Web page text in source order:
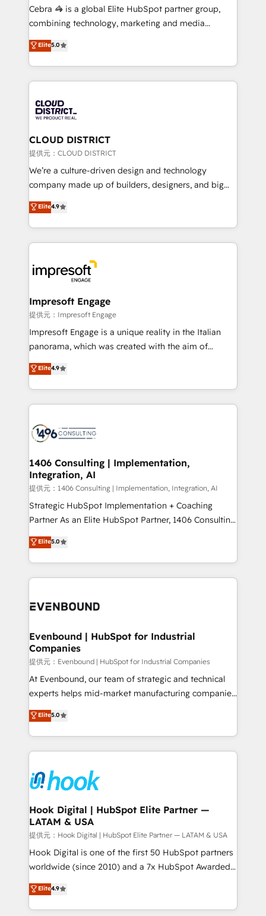
boost with a new HubSpot site Recognized leaders:
🏆 HubSpot Platform Migration Impact Award 🏆
Inbound Campaign of the Year 🏆 Gold AVA Digital
Award for Best Website 🌟 Accreditations: CRM
Cebra 🦓 is a global Elite HubSpot partner group,
combining technology, marketing and media
expertise across Latin America and Southern
Europe, with teams across 7 countries. Born in Chile,
we combine local insight with international reach to
help businesses grow through technology, creativity,
500+ HubSpot implementations, building end-to-
end solutions that integrate CRM, AI automation,
inbound and loop marketing, content, and digital
creativity. Our multicultural team works in Spanish,
Portuguese, and English to design scalable strategies
that drive measurable growth. 🌎 Highlights: • 10+
Platform Migration Excellence. • Top 3 Partner of the
Year LATAM 2022, 2023, 2024, 2025. • Partner of the
business with HubSpot? Let Cebra’s experts help
you grow faster, smarter, and with impact.
Elite5.0
CLOUD DISTRICT
提供元：CLOUD DISTRICT
We’re a culture-driven design and technology
company made up of builders, designers, and big
thinkers. We blend strategy, design, and
development—always fueled by curiosity—to turn
ideas, opportunities, and challenges into meaningful
experiences. To us, technology is more than just
and—most importantly—simple. That’s why we lean
into bold ideas and shape them into thoughtful
products and strategies that actually make a
difference.
Elite4.9
Impresoft Engage
提供元：Impresoft Engage
Impresoft Engage is a unique reality in the Italian
panorama, which was created with the aim of
putting Customer Experience at the center by
creating digital environments capable of integrating
people, processes and data. We offer the best
digital solutions on the market, ranging from CRM
marketing automation to online and offline sales
allowing companies to optimize processes and meet
the needs of the customer. We are part of Impresoft
Group, a group of specialized and complementary
companies that divide their offer into 4
Competence Centers: Smart Manufacturing,
The synergies generated by these integrations,
together with the combination of talents, skills,
to accompany companies on their digital
Elite4.9
1406 Consulting | Implementation,
Integration, AI
提供元：1406 Consulting | Implementation, Integration, AI
Strategic HubSpot Implementation + Coaching
Partner As an Elite HubSpot Partner, 1406 Consulting
helps mid-market revenue teams transform how
they sell, market, and serve. We don't just build your
HubSpot—we teach your team to own it, then stay
to help you keep winning. What We Do ⚙️ CRM
Data & Content 📈 Sales & Marketing Alignment +
Agent Creation 🔄 Custom Integrations & Data
Migration Why 1406 We become part of your team.
Your team learns while we build. We fix what others
broke. Built for mid-market reality—practical
solutions that work with your actual headcount and
HubSpot partners 🔄 Top 5% globally in client
retention 📅 8+ years of consistent results since 2017
move beyond spreadsheets into unified systems
that drive real business results.
Elite5.0
Evenbound | HubSpot for Industrial
Companies
提供元：Evenbound | HubSpot for Industrial Companies
At Evenbound, our team of strategic and technical
experts helps mid-market manufacturing companies
achieve real growth. We specialize in delivering
tailored solutions that drive results by leveraging
HubSpot’s platform and data to fuel success.
Technical Solutions: - HubSpot Technical Consulting -
Onboarding - Data Migration & Integrations -
Technical Audit & Optimization Strategic Solutions: -
Revenue Operations - Inbound Marketing -
Outbound Marketing - HubSpot CMS Website
Design & Development We empower our clients to
reach their full potential by providing transparent,
relationship-driven support. With over 300 HubSpot
technical know-how and strategic guidance you
need to succeed.
Elite5.0
Hook Digital | HubSpot Elite Partner —
LATAM & USA
提供元：Hook Digital | HubSpot Elite Partner — LATAM & USA
Hook Digital is one of the first 50 HubSpot partners
worldwide (since 2010) and a 7x HubSpot Awarded
Elite Partner. With 500+ projects across the U.S.,
Brazil, and LATAM, we combine global expertise with
regional experience. Today, we are Brazil’s largest
Elite4.9